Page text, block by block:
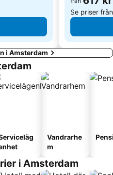
Sloterdijk Metro Station
Se priser
i Amsterdam
Vandrarhe
m
i Amsterdam